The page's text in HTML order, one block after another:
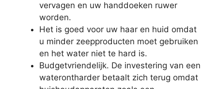
vervagen en uw handdoeken ruwer
worden.
Het is goed voor uw haar en huid omdat
u minder zeepproducten moet gebruiken
en het water niet te hard is.
Budgetvriendelijk. De investering van een
waterontharder betaalt zich terug omdat